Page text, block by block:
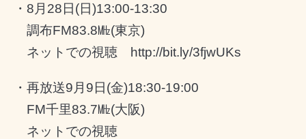
・ 8 月 28日(日)13:00-13:30
調布FM83.8㎒(東京)
ネットでの視聴 http://bit.ly/3fjwUKs
・再放送9 月 9日(金)18:30-19:00
FM千里83.7㎒(大阪)
ネットでの視聴